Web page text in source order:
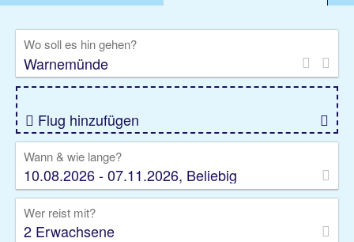
Rundreise
Kreuzfahrt
Gruppenreise
Camper Privattransfer
Wo soll es hin gehen?
Flug hinzufügen
Wann & wie lange?
10.08.2026 - 07.11.2026, Beliebig
Wer reist mit?
2 Erwachsene